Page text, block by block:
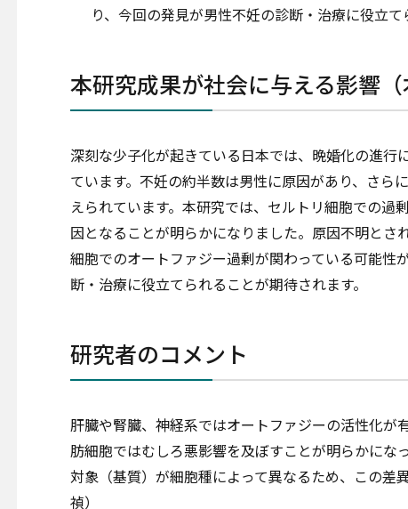
り、今回の発見が男性不妊の診断・治療に役立て
本研究成果が社会に与える影響（
深刻な少子化が起きている日本では、晩婚化の進行
ています。不妊の約半数は男性に原因があり、さら
えられています。本研究では、セルトリ細胞での過
因となることが明らかになりました。原因不明とさ
細胞でのオートファジー過剰が関わっている可能性
断・治療に役立てられることが期待されます。
研究者のコメント
肝臓や腎臓、神経系ではオートファジーの活性化が
肪細胞ではむしろ悪影響を及ぼすことが明らかにな
対象（基質）が細胞種によって異なるため、この差
禎）